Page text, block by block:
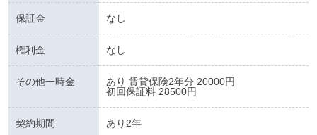
保証金 なし
権利金 なし
その他一時金
あり 賃貸保険2年分 20000円
初回保証料 28500円
契約期間 あり2年